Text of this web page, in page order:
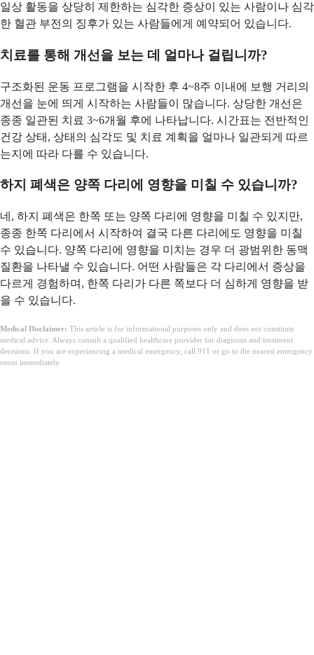
일상 활동을 상당히 제한하는 심각한 증상이 있는 사람이나 심각
한 혈관 부전의 징후가 있는 사람들에게 예약되어 있습니다.
치료를 통해 개선을 보는 데 얼마나 걸립니까?
구조화된 운동 프로그램을 시작한 후 4~8주 이내에 보행 거리의
개선을 눈에 띄게 시작하는 사람들이 많습니다. 상당한 개선은
종종 일관된 치료 3~6개월 후에 나타납니다. 시간표는 전반적인
건강 상태, 상태의 심각도 및 치료 계획을 얼마나 일관되게 따르
는지에 따라 다를 수 있습니다.
하지 폐색은 양쪽 다리에 영향을 미칠 수 있습니까?
네, 하지 폐색은 한쪽 또는 양쪽 다리에 영향을 미칠 수 있지만,
종종 한쪽 다리에서 시작하여 결국 다른 다리에도 영향을 미칠
수 있습니다. 양쪽 다리에 영향을 미치는 경우 더 광범위한 동맥
질환을 나타낼 수 있습니다. 어떤 사람들은 각 다리에서 증상을
다르게 경험하며, 한쪽 다리가 다른 쪽보다 더 심하게 영향을 받
을 수 있습니다.
Medical Disclaimer: This article is for informational purposes only and does not constitute
medical advice. Always consult a qualified healthcare provider for diagnosis and treatment
decisions. If you are experiencing a medical emergency, call 911 or go to the nearest emergency
room immediately.